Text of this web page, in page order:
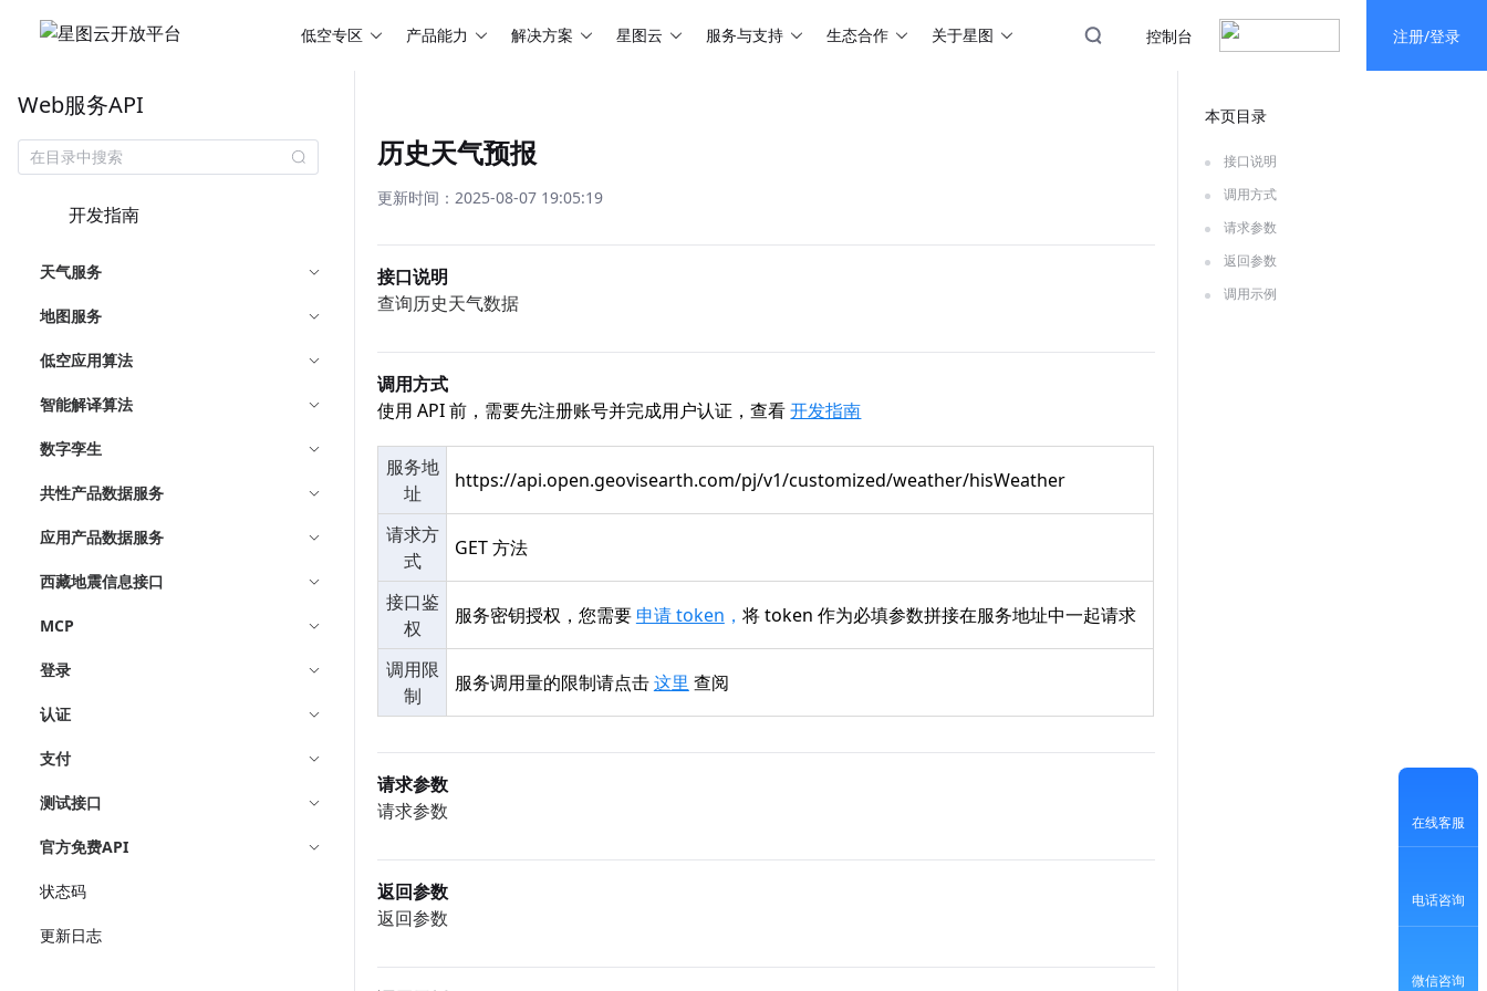
低空专区 产品能力 解决方案 星图云 服务与支持 生态合作 关于星图 控制台 注册/登录
Web服务API
开发指南
天气服务
地图服务
低空应用算法
智能解译算法
数字孪生
共性产品数据服务
应用产品数据服务
西藏地震信息接口
MCP
登录
认证
支付
测试接口
官方免费API
状态码
更新日志
历史天气预报
更新时间：2025-08-07 19:05:19
接口说明
查询历史天气数据
调用方式
使用 API 前，需要先注册账号并完成用户认证，查看开发指南
服务地
址
https://api.open.geovisearth.com/pj/v1/customized/weather/hisWeather
请求方
式
GET 方法
接口鉴
权
服务密钥授权，您需要 申请 token ， 将 token 作为必填参数拼接在服务地址中一起请求
调用限
制
服务调用量的限制请点击这里 查阅
请求参数
请求参数
返回参数
返回参数
本页目录
接口说明
调用方式
请求参数
返回参数
调用示例
在线客服
电话咨询
微信咨询